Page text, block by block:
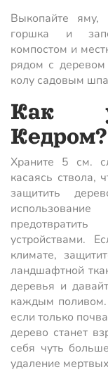
Выкопайте яму,
горшка и
компостом и
рядом с деревом
колу садовым
Как
Кедром?
Храните 5 см.
касаясь ствола,
защитить
устройствами.
климате,
ландшафтной
деревья и
каждым
если только
дерево станет
себя чуть
удаление